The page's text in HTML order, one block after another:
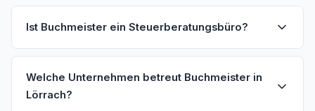
Ist Buchmeister ein Steuerberatungsbüro?
Welche Unternehmen betreut Buchmeister in
Lörrach?